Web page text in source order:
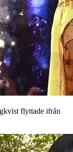
flyttade ifrån